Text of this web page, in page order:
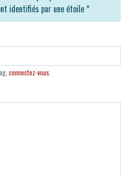
identifiés par une étoile *
connectez-vous